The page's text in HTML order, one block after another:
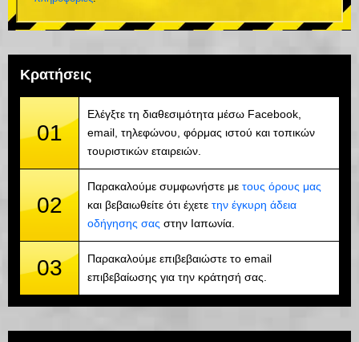
Κρατήσεις
01
Ελέγξτε τη διαθεσιμότητα μέσω Facebook,
email, τηλεφώνου, φόρμας ιστού και τοπικών
τουριστικών εταιρειών.
02
Παρακαλούμε συμφωνήστε με τους όρους μας
και βεβαιωθείτε ότι έχετε την έγκυρη άδεια
οδήγησης σας στην Ιαπωνία.
03
Παρακαλούμε επιβεβαιώστε το email
επιβεβαίωσης για την κράτησή σας.